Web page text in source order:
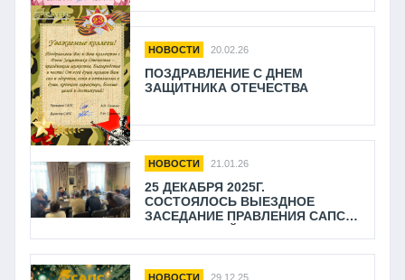
НОВОСТИ 20.02.26
ПОЗДРАВЛЕНИЕ С ДНЕМ
ЗАЩИТНИКА ОТЕЧЕСТВА
НОВОСТИ 21.01.26
25 ДЕКАБРЯ 2025Г.
СОСТОЯЛОСЬ ВЫЕЗДНОЕ
ЗАСЕДАНИЕ ПРАВЛЕНИЯ САПС В
НОВОСТИ 29.12.25